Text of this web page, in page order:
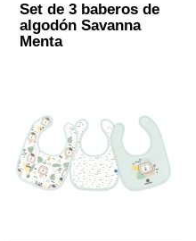
Set de 3 baberos de
algodón Savanna
Menta